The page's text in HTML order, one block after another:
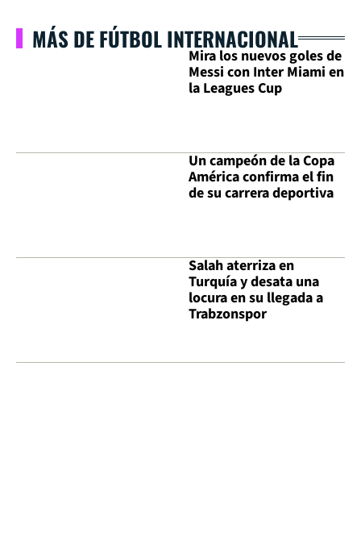
MÁS DE FÚTBOL INTERNACIONAL
Mira los nuevos goles de
Messi con Inter Miami en
la Leagues Cup
Un campeón de la Copa
América confirma el fin
de su carrera deportiva
Salah aterriza en
Turquía y desata una
locura en su llegada a
Trabzonspor